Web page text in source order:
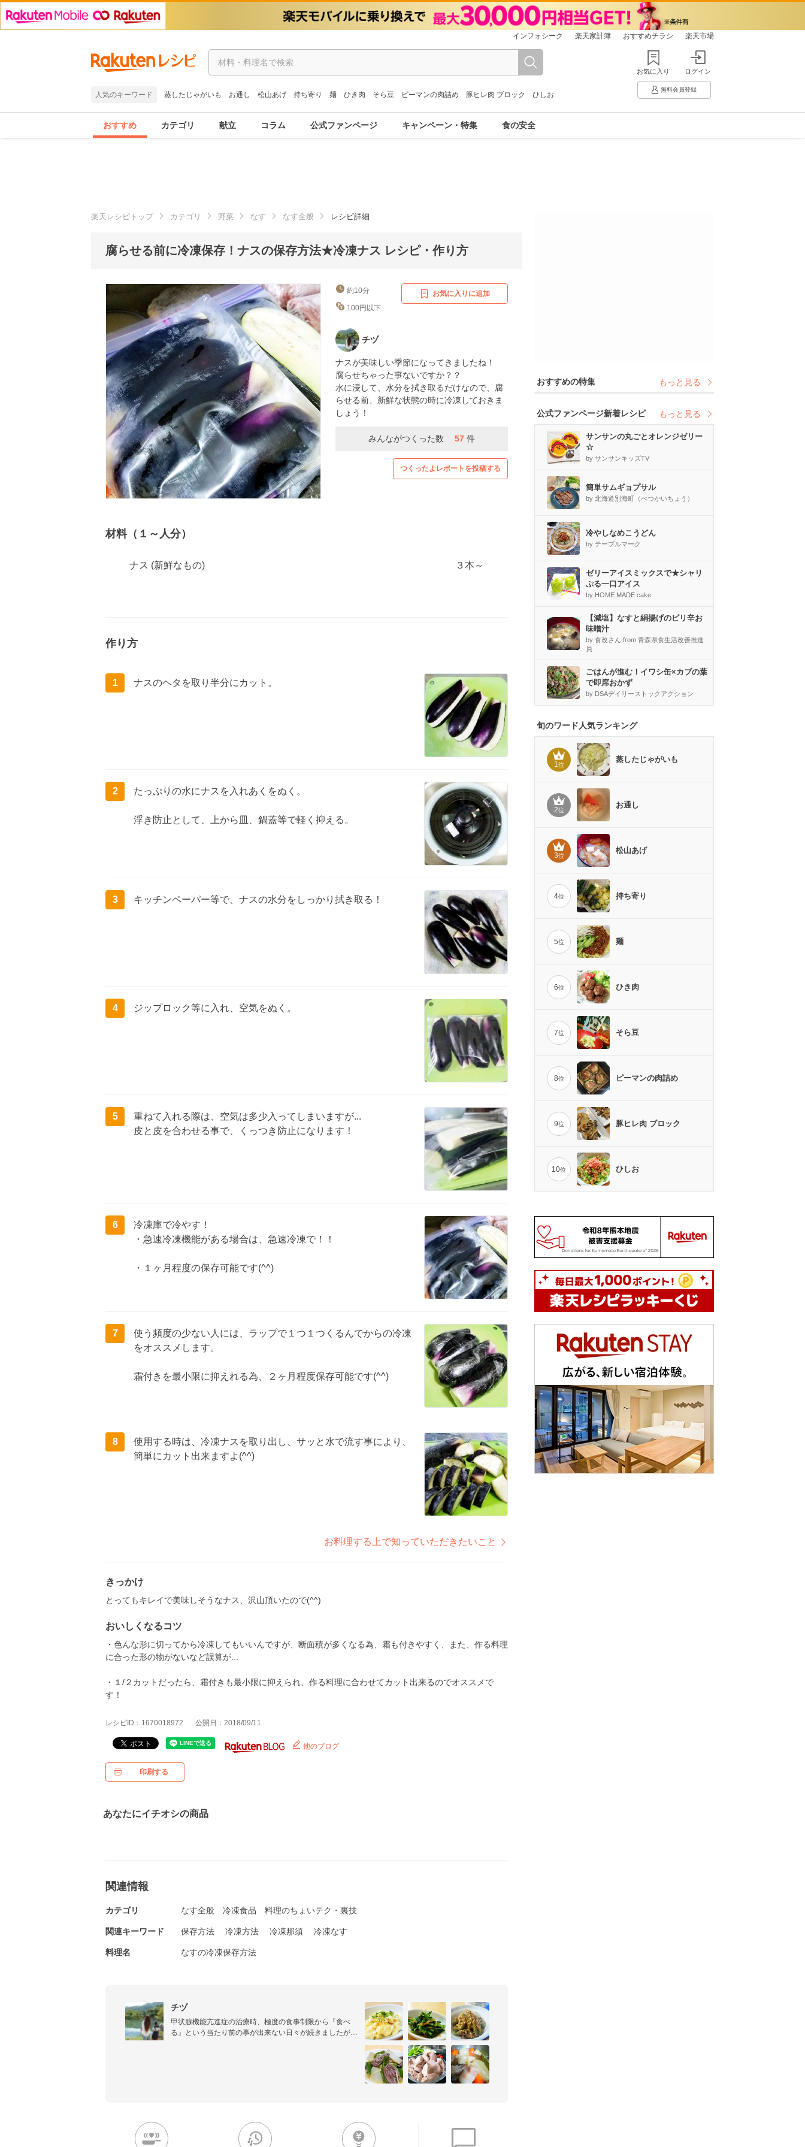
インフォシーク 楽天家計簿 おすすめチラシ 楽天市場
人気のキーワード 蒸したじゃがいも お通し 松山あげ 持ち寄り 麺 ひき肉 そら豆 ピーマンの肉詰め 豚ヒレ肉 ブロック ひしお
お気に入り ログイン
無料会員登録
おすすめ カテゴリ 献立 コラム 公式ファンページ キャンペーン・特集 食の安全
楽天レシピトップ カテゴリ 野菜 なす なす全般 レシピ詳細
腐らせる前に冷凍保存！ナスの保存方法★冷凍ナス レシピ・作り方
約10分
100円以下
お気に入りに追加
チヅ
ナスが美味しい季節になってきましたね！
腐らせちゃった事ないですか？？
水に浸して、水分を拭き取るだけなので、腐
らせる前、新鮮な状態の時に冷凍しておきま
しょう！
みんながつくった数 57 件
つくったよレポートを投稿する
材料（１～人分）
ナス (新鮮なもの) ３本～
作り方
1 ナスのヘタを取り半分にカット。
2 たっぷりの水にナスを入れあくをぬく。
浮き防止として、上から皿、鍋蓋等で軽く抑える。
3 キッチンペーパー等で、ナスの水分をしっかり拭き取る！
4 ジップロック等に入れ、空気をぬく。
5
重ねて入れる際は、空気は多少入ってしまいますが...
皮と皮を合わせる事で、くっつき防止になります！
6
冷凍庫で冷やす！
・急速冷凍機能がある場合は、急速冷凍で！！
・１ヶ月程度の保存可能です(^^)
7
使う頻度の少ない人には、ラップで１つ１つくるんでからの冷凍
をオススメします。
霜付きを最小限に抑えれる為、２ヶ月程度保存可能です(^^)
8
使用する時は、冷凍ナスを取り出し、サッと水で流す事により、
簡単にカット出来ますよ(^^)
お料理する上で知っていただきたいこと
きっかけ
とってもキレイで美味しそうなナス、沢山頂いたので(^^)
おいしくなるコツ
・色んな形に切ってから冷凍してもいいんですが、断面積が多くなる為、霜も付きやすく、また、作る料理
に合った形の物がないなど誤算が...
・１/２カットだったら、霜付きも最小限に抑えられ、作る料理に合わせてカット出来るのでオススメで
す！
レシピID：1670018972 公開日：2018/09/11
他のブログ
印刷する
あなたにイチオシの商品
関連情報
カテゴリ なす全般 冷凍食品 料理のちょいテク・裏技
関連キーワード 保存方法 冷凍方法 冷凍那須 冷凍なす
料理名 なすの冷凍保存方法
チヅ
甲状腺機能亢進症の治療時、極度の食事制限から『食べ
る』という当たり前の事が出来ない日々が続きましたが、
おすすめの特集 もっと見る
公式ファンページ新着レシピ もっと見る
サンサンの丸ごとオレンジゼリー
☆
by サンサンキッズTV
簡単サムギョプサル
by 北海道別海町（べつかいちょう）
冷やしなめこうどん
by テーブルマーク
ゼリーアイスミックスで★シャリ
ぷる一口アイス
by HOME MADE cake
【減塩】なすと絹揚げのピリ辛お
味噌汁
by 食改さん from 青森県食生活改善推進
員
ごはんが進む！イワシ缶×カブの葉
で即席おかず
by DSAデイリーストックアクション
旬のワード人気ランキング
1位
蒸したじゃがいも
2位
お通し
3位
松山あげ
4位 持ち寄り
5位 麺
6位 ひき肉
7位 そら豆
8位 ピーマンの肉詰め
9位 豚ヒレ肉 ブロック
10位 ひしお